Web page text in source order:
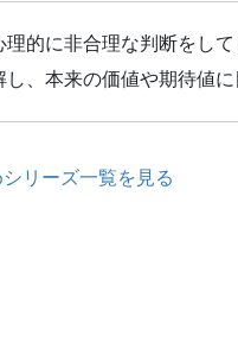
理的に非合理な判断をし
し、本来の価値や期待値に
リーズ一覧を見る